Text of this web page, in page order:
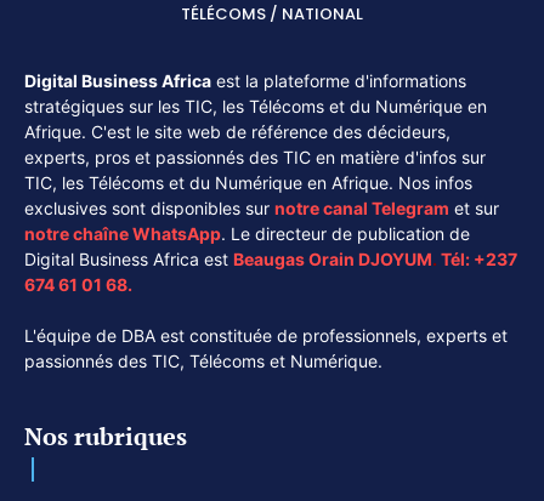
TÉLÉCOMS / NATIONAL
Digital Business Africa est la plateforme d'informations
stratégiques sur les TIC, les Télécoms et du Numérique en
Afrique. C'est le site web de référence des décideurs,
experts, pros et passionnés des TIC en matière d'infos sur
TIC, les Télécoms et du Numérique en Afrique. Nos infos
exclusives sont disponibles sur notre canal Telegram et sur
notre chaîneWhatsApp. Le directeur de publication de
Digital Business Africa est Beaugas Orain DJOYUM. Tél: +237
674 61 01 68.
L'équipe de DBA est constituée de professionnels, experts et
passionnés des TIC, Télécoms et Numérique.
Nos rubriques